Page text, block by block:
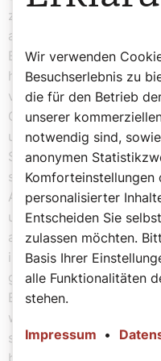
zeigen, wie schön sich
anfühlen kann. Diese
Beziehungen. Darüber
hinweg. Die Abtreibung
voraus, die im
Geschlechtsverkehr
unbeteiligt, sonst würde
Schwangerschaft und
stellen. Verlieren
Ansehen oder ihre
unerwünschtes Kind
allzu oft über
isoliertes Thema wären?
ginge? Abtreibungen
Beziehungsgeflechts,
werden lässt. Für die
sind leider auch die
Wir verwenden
Besuchserlebnis zu
die für den Betrieb
unserer
notwendig sind,
anonymen
Komforteinstellungen
personalisierter
Entscheiden Sie
zulassen möchten.
Basis Ihrer
alle Funktionalitäten
stehen.
Impressum •